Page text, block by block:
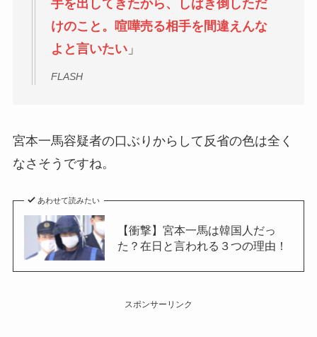
手を出してきたから、しばき倒しただ
けのこと。喧嘩売る相手を間違えんな
よと言いたい」
FLASH
宮本一馬容疑者の口ぶりからして反省の色は全く
なさそうですね。
あわせて読みたい
【衝撃】宮本一馬は韓国人だっ
た？在日と言われる３つの理由！
スポンサーリンク